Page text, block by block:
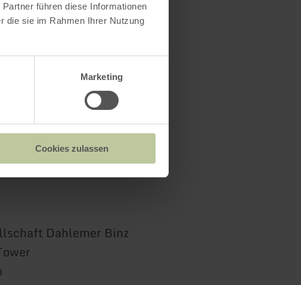
führen diese Informationen
die sie im Rahmen Ihrer Nutzung
Marketing
Cookies zulassen
Dahlemer Binz